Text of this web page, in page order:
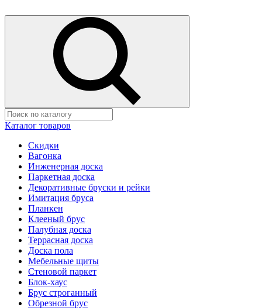
Каталог товаров
Скидки
Вагонка
Инженерная доска
Паркетная доска
Декоративные бруски и рейки
Имитация бруса
Планкен
Клееный брус
Палубная доска
Террасная доска
Доска пола
Мебельные щиты
Стеновой паркет
Блок-хаус
Брус строганный
Обрезной брус